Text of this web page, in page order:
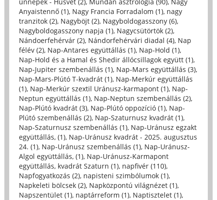
Anyaistennő (1), Nagy Francia Forradalom (1), nagy
tranzitok (2), Nagyböjt (2), Nagyboldogasszony (6),
Nagyboldogasszony napja (1), Nagycsütörtök (2),
Nándoerfehérvár (2), Nándorfehérvári diadal (4), Nap
félév (2), Nap-Antares együttállás (1), Nap-Hold (1),
Nap-Hold és a Hamal és Shedir állócsillagok együtt (1),
Nap-Jupiter szembenállás (1), Nap-Mars együttállás (3),
Nap-Mars-Plútó T-kvadrát (1), Nap-Merkúr együttállás
(1), Nap-Merkúr szextil Uránusz-karmapont (1), Nap-
Neptun együttállás (1), Nap-Neptun szembenállás (2),
Nap-Plútó kvadrát (3), Nap-Plútó oppozíció (1), Nap-
Plútó szembenállás (2), Nap-Szaturnusz kvadrát (1),
Nap-Szaturnusz szembenállás (1), Nap-Uránusz egzakt
együttállás, (1), Nap-Uránusz kvadrát - 2025. augusztus
24. (1), Nap-Uránusz szembenállás (1), Nap-Uránusz-
Algol együttállás, (1), Nap-Uránusz-Karmapont
együttállás, kvadrát Szaturn (1), napfivér (110),
Napfogyatkozás (2), napisteni szimbólumok (1),
Napkeleti bölcsek (2), Napközpontú világnézet (1),
Napszentület (1), naptárreform (1), Naptisztelet (1),